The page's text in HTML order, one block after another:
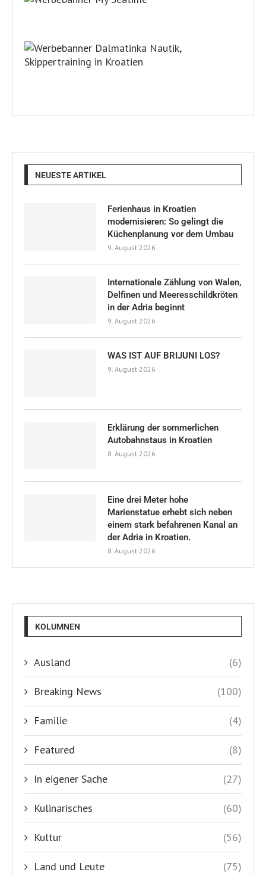
NEUESTE ARTIKEL
Ferienhaus in Kroatien
modernisieren: So gelingt die
Küchenplanung vor dem Umbau
9. August 2026
Internationale Zählung von Walen,
Delfinen und Meeresschildkröten
in der Adria beginnt
9. August 2026
WAS IST AUF BRIJUNI LOS?
9. August 2026
Erklärung der sommerlichen
Autobahnstaus in Kroatien
8. August 2026
Eine drei Meter hohe
Marienstatue erhebt sich neben
einem stark befahrenen Kanal an
der Adria in Kroatien.
8. August 2026
KOLUMNEN
Ausland (6)
Breaking News (100)
Familie (4)
Featured (8)
In eigener Sache (27)
Kulinarisches (60)
Kultur (56)
Land und Leute (75)